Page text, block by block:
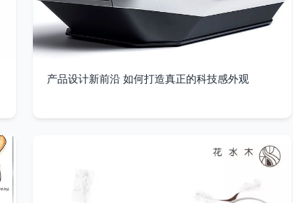
产品设计新前沿 如何打造真正的科技感外观